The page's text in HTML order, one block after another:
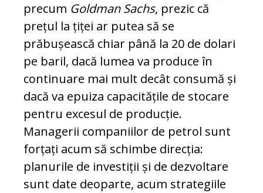
precum Gold­man Sachs, prezic că
prețul la țiței ar putea să se
prăbușească chiar până la 20 de dolari
pe baril, dacă lumea va pro­duce în
continuare mai mult decât consumă și
dacă va epuiza capacitățile de stocare
pentru excesul de producție.
Managerii com­pa­niilor de petrol sunt
forțați acum să schim­be direcția:
planurile de investiții și de dezvol­tare
sunt date deoparte, acum strategiile